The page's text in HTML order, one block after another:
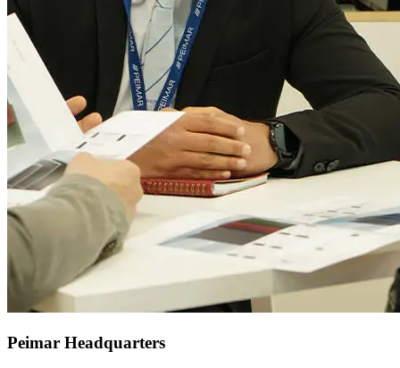
Peimar Headquarters